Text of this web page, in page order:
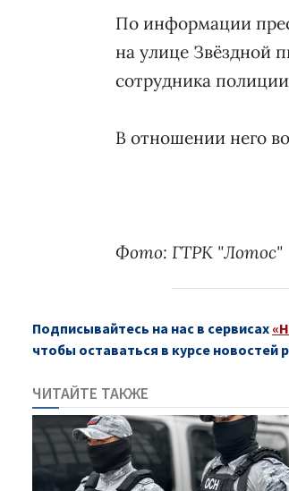
По информации
на улице Звёздной
сотрудника
В отношении него
Фото: ГТРК "Лотос"
Подписывайтесь на нас в сервисах
чтобы оставаться в курсе новостей
ЧИТАЙТЕ ТАКЖЕ